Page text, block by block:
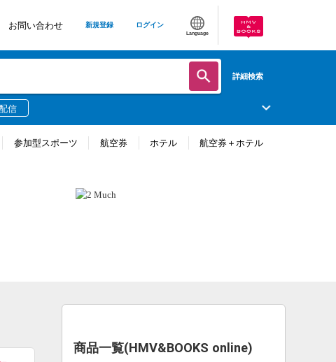
お問い合わせ 新規登録 ログイン
Language
詳細検索
信
参加型スポーツ 航空券 ホテル 航空券＋ホテル
商品一覧(HMV&BOOKS online)